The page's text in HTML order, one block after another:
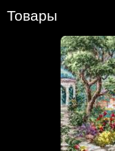
Товары